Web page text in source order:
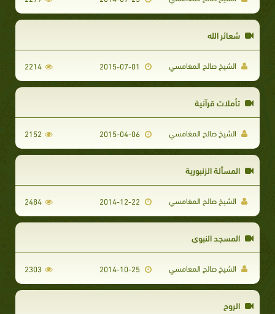
شعائر الله
الشيخ صالح المغامسي 2214
تأملات قرآنية
الشيخ صالح المغامسي 2015-04-06
2152
المسألة الزنبورية
الشيخ صالح المغامسي 2484
المسجد النبوي
الشيخ صالح المغامسي 2014-10-25
2303
الروح